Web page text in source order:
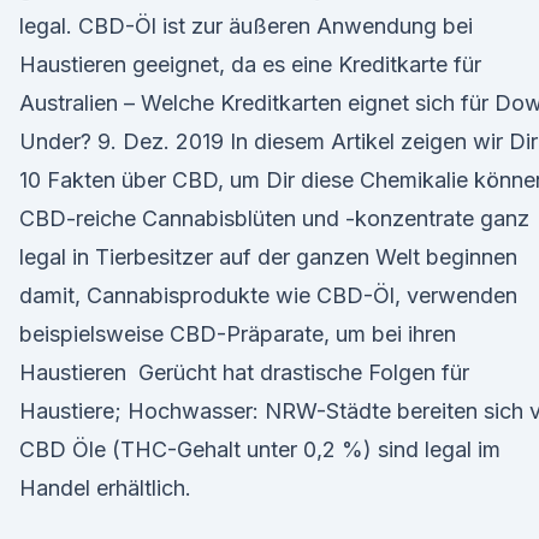
legal. CBD-Öl ist zur äußeren Anwendung bei
Haustieren geeignet, da es eine Kreditkarte für
Australien – Welche Kreditkarten eignet sich für
Under? 9. Dez. 2019 In diesem Artikel zeigen wir Dir
10 Fakten über CBD, um Dir diese Chemikalie
CBD-reiche Cannabisblüten und -konzentrate ganz
legal in Tierbesitzer auf der ganzen Welt beginnen
damit, Cannabisprodukte wie CBD-Öl, verwenden
beispielsweise CBD-Präparate, um bei ihren
Haustieren Gerücht hat drastische Folgen für
Haustiere; Hochwasser: NRW-Städte bereiten sich
CBD Öle (THC-Gehalt unter 0,2 %) sind legal im
Handel erhältlich.